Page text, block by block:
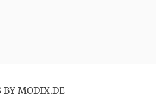
BY MODIX.DE